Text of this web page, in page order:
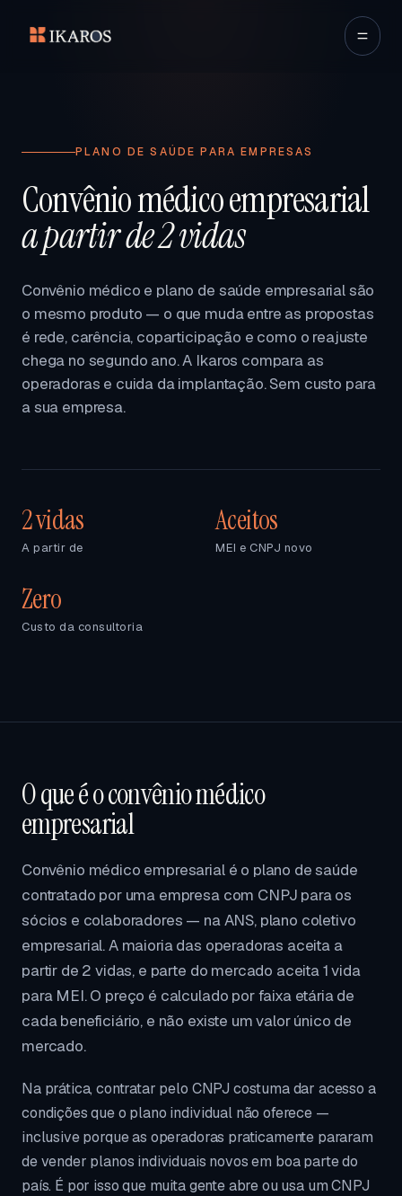
PLANO DE SAÚDE PARA EMPRESAS
Convênio médico empresarial
a partir de 2 vidas
Convênio médico e plano de saúde empresarial são
o mesmo produto — o que muda entre as propostas
é rede, carência, coparticipação e como o reajuste
chega no segundo ano. A Ikaros compara as
operadoras e cuida da implantação. Sem custo para
a sua empresa.
2 vidas
A partir de
Aceitos
MEI e CNPJ novo
Zero
Custo da consultoria
O que é o convênio médico
empresarial
Convênio médico empresarial é o plano de saúde
contratado por uma empresa com CNPJ para os
sócios e colaboradores — na ANS, plano coletivo
empresarial. A maioria das operadoras aceita a
partir de 2 vidas, e parte do mercado aceita 1 vida
para MEI. O preço é calculado por faixa etária de
cada beneficiário, e não existe um valor único de
mercado.
Na prática, contratar pelo CNPJ costuma dar acesso a
condições que o plano individual não oferece —
inclusive porque as operadoras praticamente pararam
de vender planos individuais novos em boa parte do
país. É por isso que muita gente abre ou usa um CNPJ